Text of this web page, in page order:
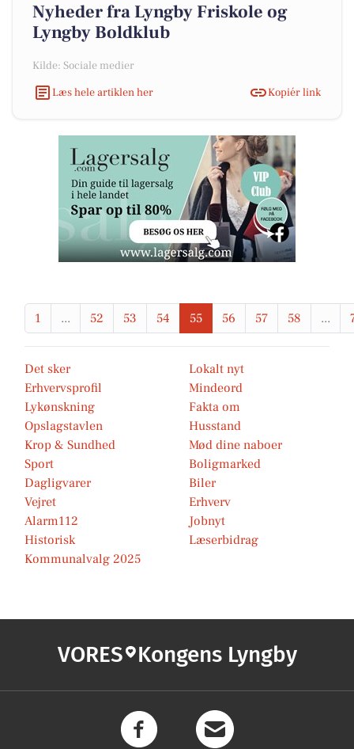
Nyheder fra Lyngby Friskole og
Lyngby Boldklub
Kilde: Sociale medier
Læs hele artiklen her
Kopiér link
1 ... 52 53 54 55 56 57 58 ...
Det sker
Lokalt nyt
Erhvervsprofil
Mindeord
Lykønskning
Fakta om
Opslagstavlen
Husstand
Krop & Sundhed
Mød dine naboer
Sport
Boligmarked
Dagligvarer
Biler
Vejret
Erhverv
Alarm112
Jobnyt
Historisk
Læserbidrag
Kommunalvalg 2025
VORES Kongens Lyngby